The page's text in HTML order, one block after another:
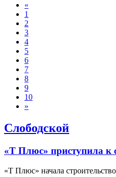
«
1
2
3
4
5
6
7
8
9
10
»
Слободской
«Т Плюс» приступила к
«Т Плюс» начала